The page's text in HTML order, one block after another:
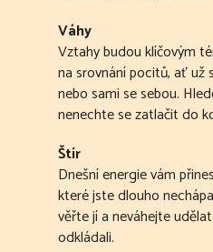
Váhy
Vztahy budou klíčovým
na srovnání pocitů, ať už
nebo sami se sebou.
nenechte se zatlačit do
Štír
Dnešní energie vám
které jste dlouho
věřte jí a neváhejte
odkládali.